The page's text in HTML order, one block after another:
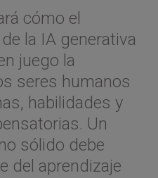
cómo el
la IA generativa
juego la
seres humanos
habilidades y
Un
sólido debe
del aprendizaje